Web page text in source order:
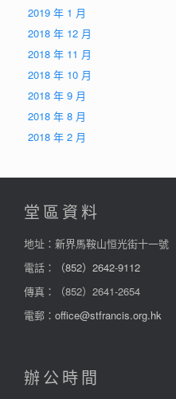
2019 年 1 月
2018 年 12 月
2018 年 11 月
2018 年 10 月
2018 年 9 月
2018 年 8 月
2018 年 2 月
堂區資料
地址：新界馬鞍山恒光街十一號
電話：
（852）2642-9112
傳真：（852）2641-2654
電郵： office@stfrancis.org.hk
辦公時間